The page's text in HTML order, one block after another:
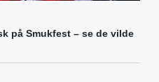
på Smukfest – se de vilde